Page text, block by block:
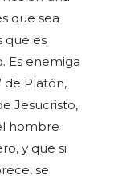
que sea
que es
Es enemiga
de Platón,
Jesucristo,
hombre
y que si
se